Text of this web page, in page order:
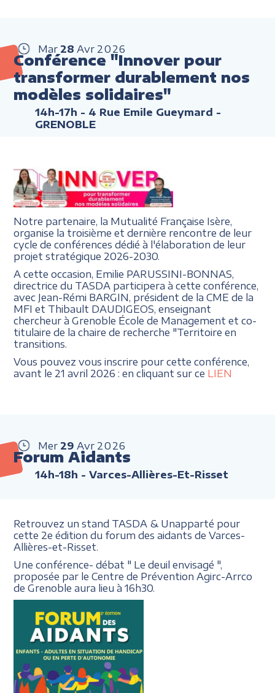
Mar 28 Avr 2026
Conférence "Innover pour
transformer durablement nos
modèles solidaires"
14h-17h - 4 Rue Emile Gueymard -
GRENOBLE
Notre partenaire, la Mutualité Française Isère,
organise la troisième et dernière rencontre de leur
cycle de conférences dédié à l'élaboration de leur
projet stratégique 2026-2030.
A cette occasion, Emilie PARUSSINI-BONNAS,
directrice du TASDA participera à cette conférence,
avec Jean-Rémi BARGIN, président de la CME de la
MFI et Thibault DAUDIGEOS, enseignant
chercheur à Grenoble École de Management et co-
titulaire de la chaire de recherche "Territoire en
transitions.
Vous pouvez vous inscrire pour cette conférence,
avant le 21 avril 2026 : en cliquant sur ce LIEN
Mer 29 Avr 2026
Forum Aidants
14h-18h - Varces-Allières-Et-Risset
Retrouvez un stand TASDA & Unapparté pour
cette 2e édition du forum des aidants de Varces-
Allières-et-Risset.
Une conférence- débat " Le deuil envisagé ",
proposée par le Centre de Prévention Agirc-Arrco
de Grenoble aura lieu à 16h30.